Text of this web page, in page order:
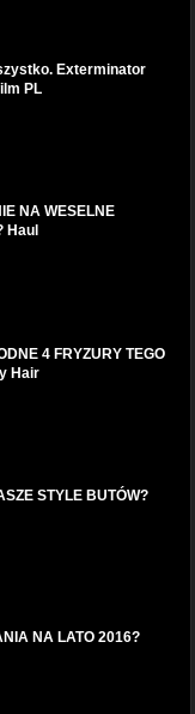
Exterminator
PL
NA WESELNE
Haul
4 FRYZURY TEGO
Hair
STYLE BUTÓW?
NA LATO 2016?